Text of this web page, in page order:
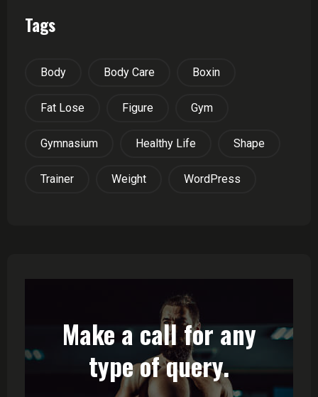
Tags
Body Body Care Boxin
Fat Lose Figure Gym
Gymnasium Healthy Life Shape
Trainer Weight WordPress
Make a call for any
type of query.